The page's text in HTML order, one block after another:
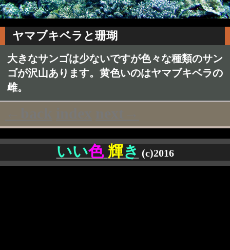
ヤマブキベラと珊瑚
大きなサンゴは少ないですが色々な種類のサン
ゴが沢山あります。黄色いのはヤマブキベラの
雌。
いい色 輝き (c)2016